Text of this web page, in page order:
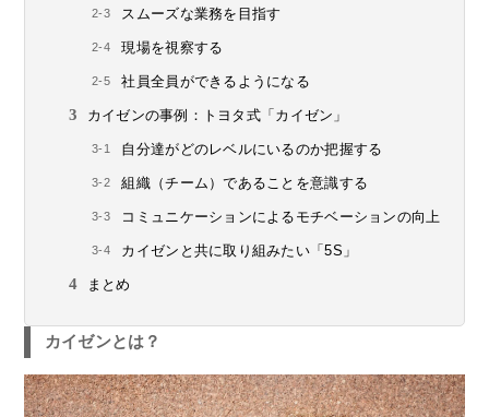
スムーズな業務を目指す
現場を視察する
社員全員ができるようになる
カイゼンの事例：トヨタ式「カイゼン」
自分達がどのレベルにいるのか把握する
組織（チーム）であることを意識する
コミュニケーションによるモチベーションの向上
カイゼンと共に取り組みたい「5S」
まとめ
カイゼンとは？